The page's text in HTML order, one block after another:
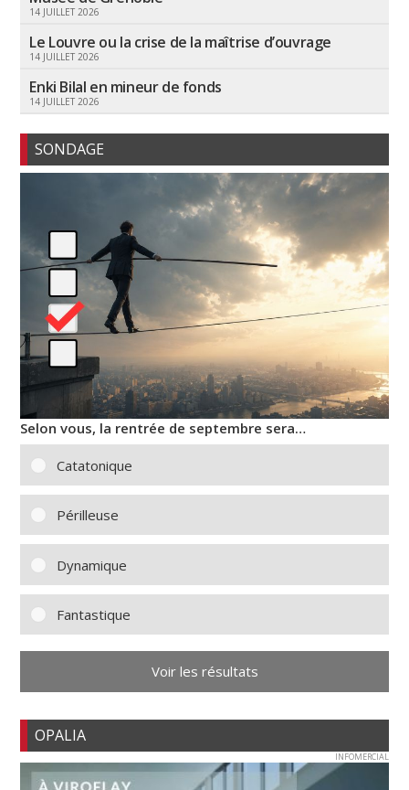
14 JUILLET 2026
Le Louvre ou la crise de la maîtrise d’ouvrage
14 JUILLET 2026
Enki Bilal en mineur de fonds
14 JUILLET 2026
SONDAGE
Selon vous, la rentrée de septembre sera…
Catatonique
Périlleuse
Dynamique
Fantastique
Voir les résultats
OPALIA
INFOMERCIAL